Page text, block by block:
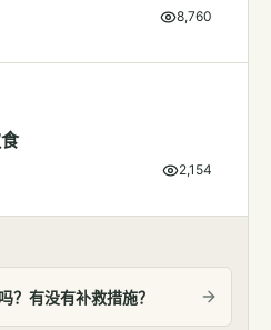
8,760
2,154
？有没有补救措施？